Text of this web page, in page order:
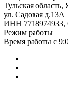
Тульская
ул. Садовая д.13А
ИНН 7718974933,
Режим работы
Время работы с